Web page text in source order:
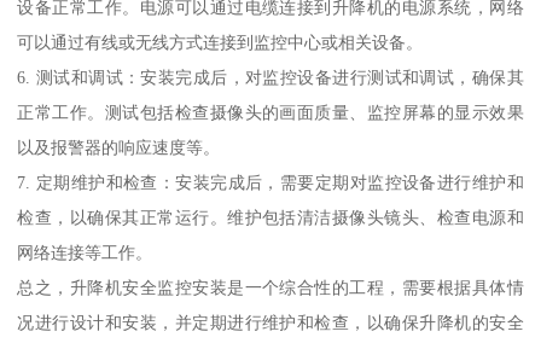
设备正常工作。电源可以通过电缆连接到升降机的电源系统，网络
可以通过有线或无线方式连接到监控中心或相关设备。
6. 测试和调试：安装完成后，对监控设备进行测试和调试，确保其
正常工作。测试包括检查摄像头的画面质量、监控屏幕的显示效果
以及报警器的响应速度等。
7. 定期维护和检查：安装完成后，需要定期对监控设备进行维护和
检查，以确保其正常运行。维护包括清洁摄像头镜头、检查电源和
网络连接等工作。
总之，升降机安全监控安装是一个综合性的工程，需要根据具体情
况进行设计和安装，并定期进行维护和检查，以确保升降机的安全